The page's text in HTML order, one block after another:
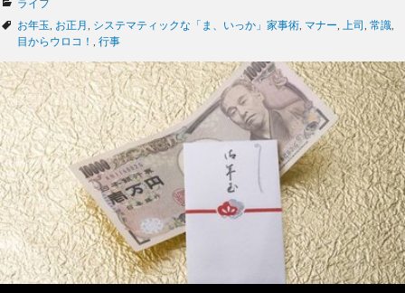
カ
テ
ゴ
ー
ライフ
タ
グ
お年玉 お正月 システマティックな「ま、いっか」家事術 マナー 上司 常識
目からウロコ！
行事